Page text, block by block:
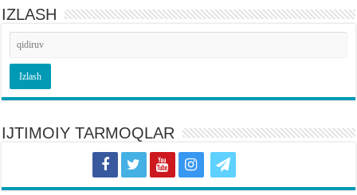
IZLASH
IJTIMOIY TARMOQLAR